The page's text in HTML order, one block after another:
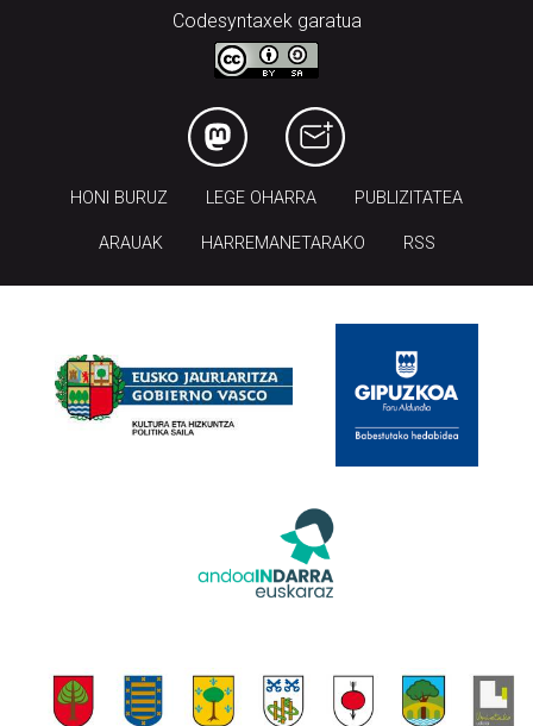
Codesyntaxek garatua
HONI BURUZ LEGE OHARRA PUBLIZITATEA
ARAUAK HARREMANETARAKO RSS